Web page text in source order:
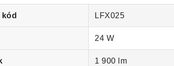
LFX025
24 W
1 900 lm